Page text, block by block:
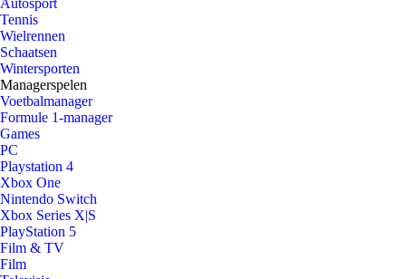
Autosport
Tennis
Wielrennen
Schaatsen
Wintersporten
Managerspelen
Voetbalmanager
Formule 1-manager
Games
PC
Playstation 4
Xbox One
Nintendo Switch
Xbox Series X|S
PlayStation 5
Film & TV
Film